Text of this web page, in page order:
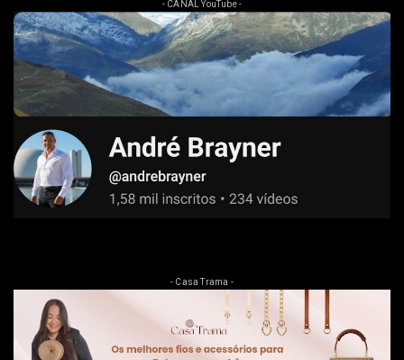
- CANAL YouTube -
- Casa Trama -